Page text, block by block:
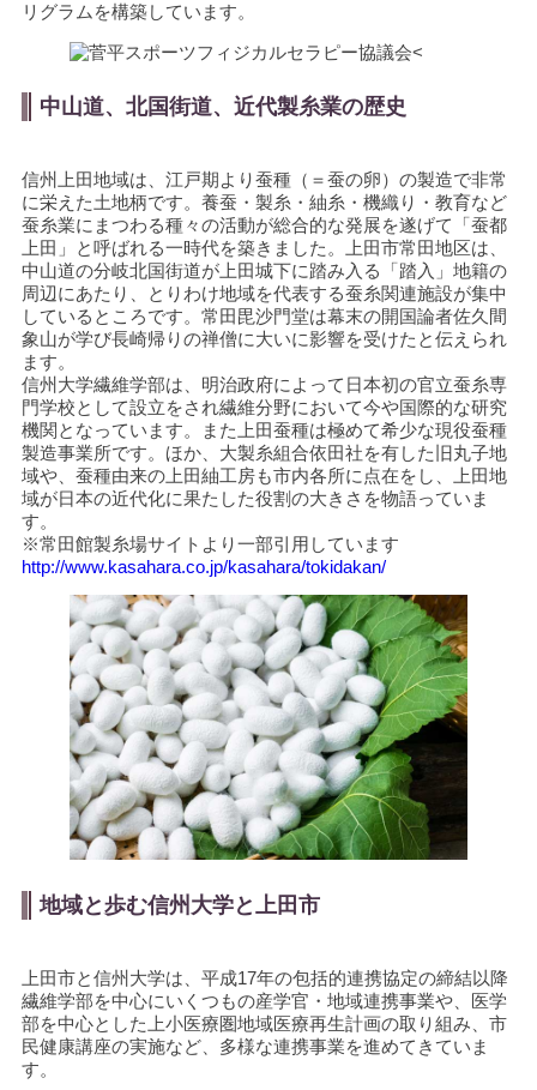
リグラムを構築しています。
中山道、北国街道、近代製糸業の歴史
信州上田地域は、江戸期より蚕種（＝蚕の卵）の製造で非常
に栄えた土地柄です。養蚕・製糸・紬糸・機織り・教育など
蚕糸業にまつわる種々の活動が総合的な発展を遂げて「蚕都
上田」と呼ばれる一時代を築きました。上田市常田地区は、
中山道の分岐北国街道が上田城下に踏み入る「踏入」地籍の
周辺にあたり、とりわけ地域を代表する蚕糸関連施設が集中
しているところです。常田毘沙門堂は幕末の開国論者佐久間
象山が学び長崎帰りの禅僧に大いに影響を受けたと伝えられ
ます。
信州大学繊維学部は、明治政府によって日本初の官立蚕糸専
門学校として設立をされ繊維分野において今や国際的な研究
機関となっています。また上田蚕種は極めて希少な現役蚕種
製造事業所です。ほか、大製糸組合依田社を有した旧丸子地
域や、蚕種由来の上田紬工房も市内各所に点在をし、上田地
域が日本の近代化に果たした役割の大きさを物語っていま
す。
※常田館製糸場サイトより一部引用しています
http://www.kasahara.co.jp/kasahara/tokidakan/
地域と歩む信州大学と上田市
上田市と信州大学は、平成17年の包括的連携協定の締結以降
繊維学部を中心にいくつもの産学官・地域連携事業や、医学
部を中心とした上小医療圏地域医療再生計画の取り組み、市
民健康講座の実施など、多様な連携事業を進めてきていま
す。